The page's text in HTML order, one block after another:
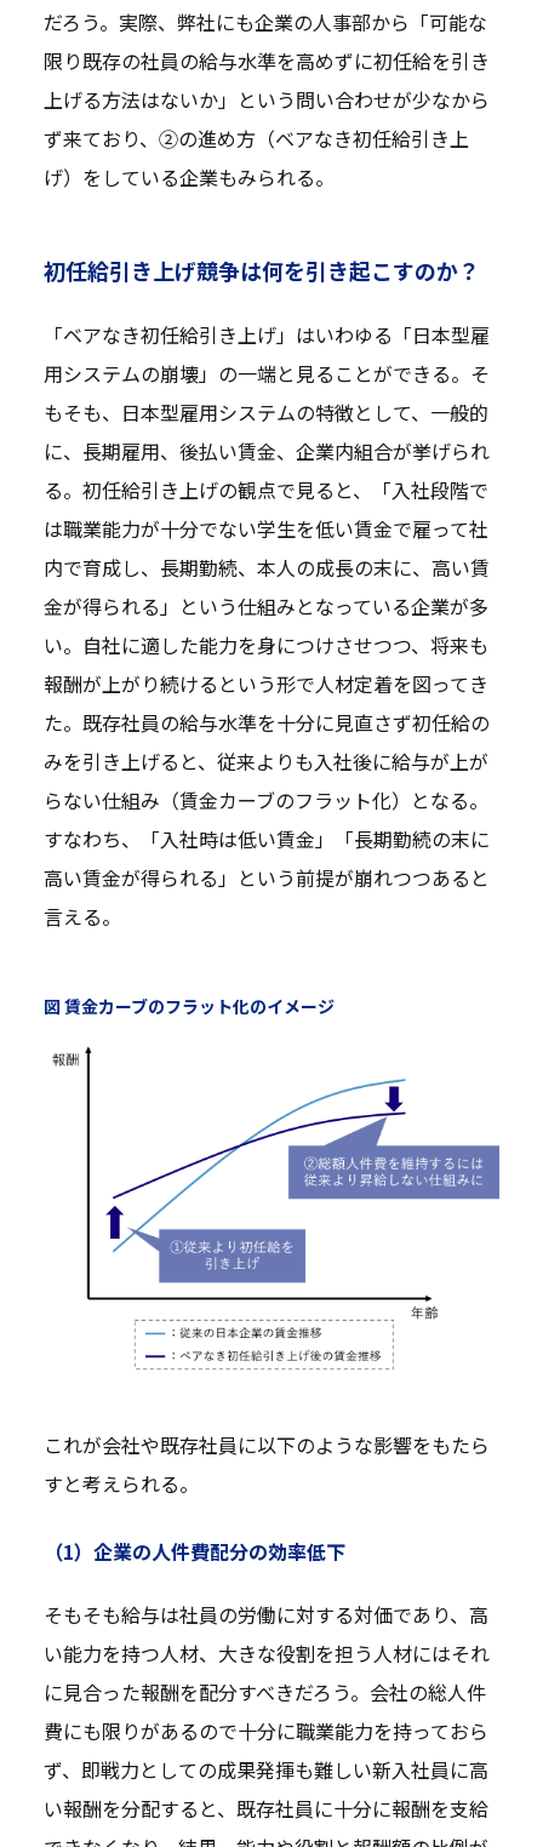
だろう。実際、弊社にも企業の人事部から「可能な
限り既存の社員の給与水準を高めずに初任給を引き
上げる方法はないか」という問い合わせが少なから
ず来ており、②の進め方（ベアなき初任給引き上
げ）をしている企業もみられる。
初任給引き上げ競争は何を引き起こすのか？
「ベアなき初任給引き上げ」はいわゆる「日本型雇
用システムの崩壊」の一端と見ることができる。そ
もそも、日本型雇用システムの特徴として、一般的
に、長期雇用、後払い賃金、企業内組合が挙げられ
る。初任給引き上げの観点で見ると、「入社段階で
は職業能力が十分でない学生を低い賃金で雇って社
内で育成し、長期勤続、本人の成長の末に、高い賃
金が得られる」という仕組みとなっている企業が多
い。自社に適した能力を身につけさせつつ、将来も
報酬が上がり続けるという形で人材定着を図ってき
た。既存社員の給与水準を十分に見直さず初任給の
みを引き上げると、従来よりも入社後に給与が上が
らない仕組み（賃金カーブのフラット化）となる。
すなわち、「入社時は低い賃金」「長期勤続の末に
高い賃金が得られる」という前提が崩れつつあると
言える。
図 賃金カーブのフラット化のイメージ
これが会社や既存社員に以下のような影響をもたら
すと考えられる。
（1）企業の人件費配分の効率低下
そもそも給与は社員の労働に対する対価であり、高
い能力を持つ人材、大きな役割を担う人材にはそれ
に見合った報酬を配分すべきだろう。会社の総人件
費にも限りがあるので十分に職業能力を持っておら
ず、即戦力としての成果発揮も難しい新入社員に高
い報酬を分配すると、既存社員に十分に報酬を支給